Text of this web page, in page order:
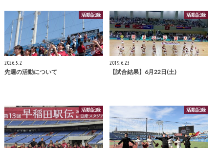
活動記録
2026.5.2
先週の活動について
活動記録
2019.6.23
【試合結果】6月22日(土)
活動記録 活動記録